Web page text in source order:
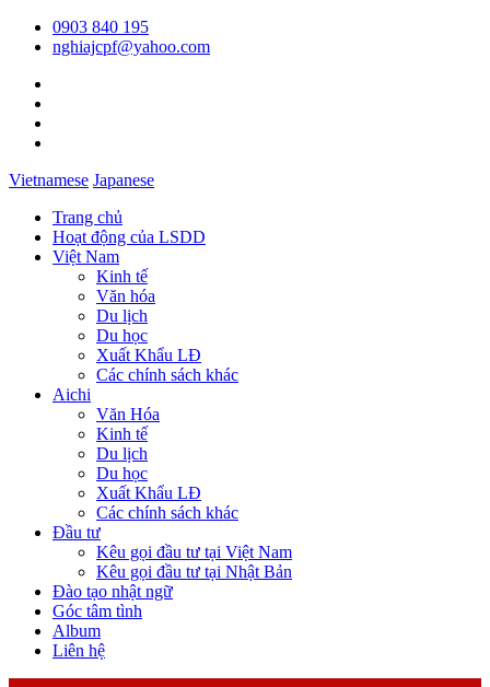
0903 840 195
nghiajcpf@yahoo.com
Vietnamese Japanese
Trang chủ
Hoạt động của LSDD
Việt Nam
Kinh tế
Văn hóa
Du lịch
Du học
Xuất Khẩu LĐ
Các chính sách khác
Aichi
Văn Hóa
Kinh tế
Du lịch
Du học
Xuất Khẩu LĐ
Các chính sách khác
Đầu tư
Kêu gọi đầu tư tại Việt Nam
Kêu gọi đầu tư tại Nhật Bản
Đào tạo nhật ngữ
Góc tâm tình
Album
Liên hệ